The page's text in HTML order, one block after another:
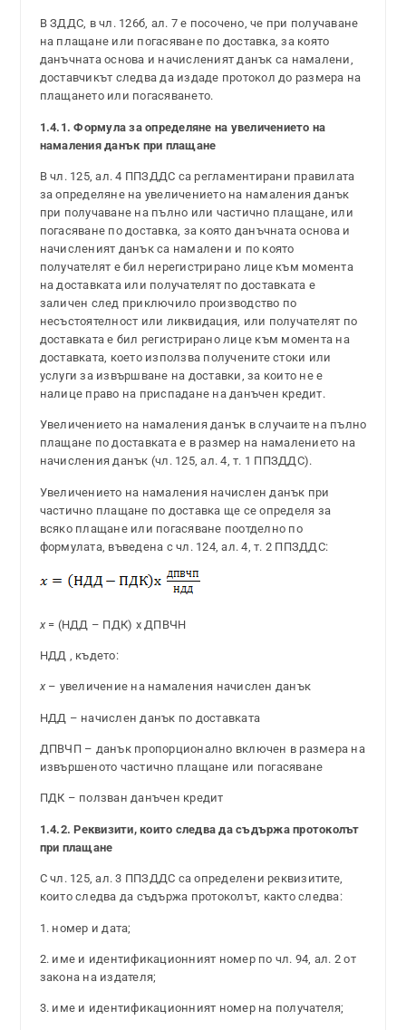
В ЗДДС, в чл. 126б, ал. 7 е посочено, че при получаване
на плащане или погасяване по доставка, за която
данъчната основа и начисленият данък са намалени,
доставчикът следва да издаде протокол до размера на
плащането или погасяването.
1.4.1. Формула за определяне на увеличението на
намаления данък при плащане
В чл. 125, ал. 4 ППЗДДС са регламентирани правилата
за определяне на увеличението на намаления данък
при получаване на пълно или частично плащане, или
погасяване по доставка, за която данъчната основа и
начисленият данък са намалени и по която
получателят е бил нерегистрирано лице към момента
на доставката или получателят по доставката е
заличен след приключило производство по
несъстоятелност или ликвидация, или получателят по
доставката е бил регистрирано лице към момента на
доставката, което използва получените стоки или
услуги за извършване на доставки, за които не е
налице право на приспадане на данъчен кредит.
Увеличението на намаления данък в случаите на пълно
плащане по доставката е в размер на намалението на
начисления данък (чл. 125, ал. 4, т. 1 ППЗДДС).
Увеличението на намаления начислен данък при
частично плащане по доставка ще се определя за
всяко плащане или погасяване поотделно по
формулата, въведена с чл. 124, ал. 4, т. 2 ППЗДДС:
x= (НДД – ПДК) x ДПВЧН
НДД , където:
x– увеличение на намаления начислен данък
НДД – начислен данък по доставката
ДПВЧП – данък пропорционално включен в размера на
извършеното частично плащане или погасяване
ПДК – ползван данъчен кредит
1.4.2. Реквизити, които следва да съдържа протоколът
при плащане
С чл. 125, ал. 3 ППЗДДС са определени реквизитите,
които следва да съдържа протоколът, както следва:
1. номер и дата;
2. име и идентификационният номер по чл. 94, ал. 2 от
закона на издателя;
3. име и идентификационният номер на получателя;